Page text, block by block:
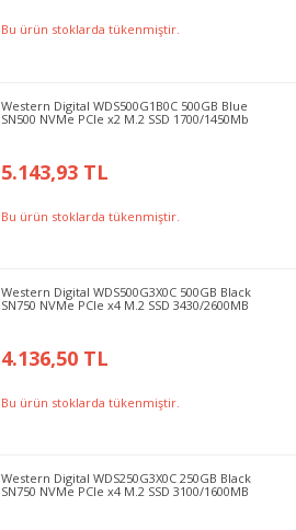
Bu ürün stoklarda tükenmiştir.
Western Digital WDS500G1B0C 500GB Blue
SN500 NVMe PCIe x2 M.2 SSD 1700/1450Mb
5.143,93 TL
Bu ürün stoklarda tükenmiştir.
Western Digital WDS500G3X0C 500GB Black
SN750 NVMe PCIe x4 M.2 SSD 3430/2600MB
4.136,50 TL
Bu ürün stoklarda tükenmiştir.
Western Digital WDS250G3X0C 250GB Black
SN750 NVMe PCIe x4 M.2 SSD 3100/1600MB